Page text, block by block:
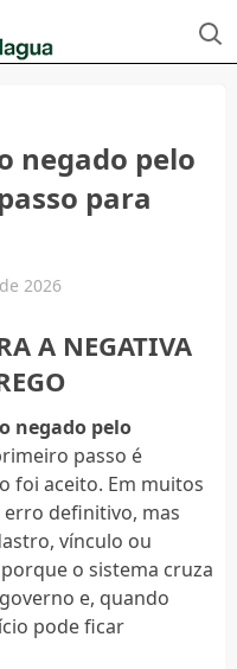
negado pelo
para
2026
A NEGATIVA
negado pelo
passo é
foi aceito. Em muitos
erro definitivo, mas
vínculo ou
o sistema cruza
e, quando
pode ficar